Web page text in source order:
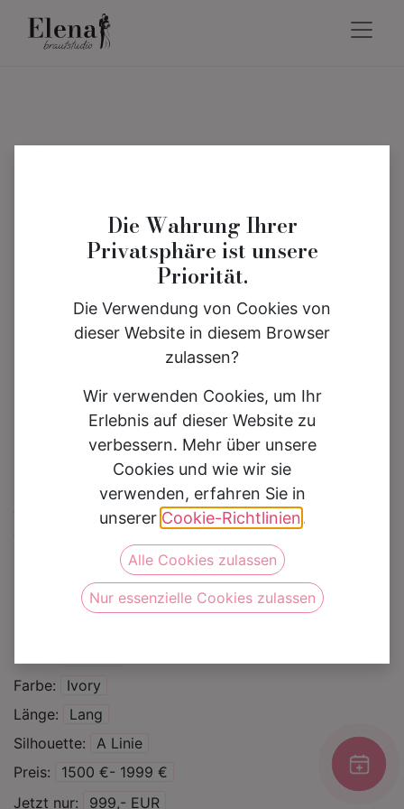
Brautkleid 20200TA
Auf die Wunschliste
Farbe
Ivory
Länge
Lang
Silhouette
A Linie
Preis
1500 €- 1999 €
Jetzt nur
999,- EUR
Die Wahrung Ihrer
Privatsphäre ist unsere
Priorität.
Die Verwendung von Cookies von
dieser Website in diesem Browser
zulassen?
Wir verwenden Cookies, um Ihr
Erlebnis auf dieser Website zu
verbessern. Mehr über unsere
Cookies und wie wir sie
verwenden, erfahren Sie in
unserer Cookie-Richtlinien.
Alle Cookies zulassen
Nur essenzielle Cookies zulassen